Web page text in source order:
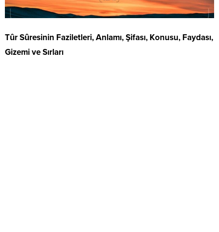
Tûr Sûresinin Faziletleri, Anlamı, Şifası, Konusu, Faydası,
Gizemi ve Sırları